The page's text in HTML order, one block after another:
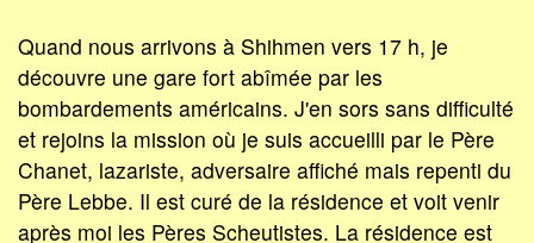
Quand nous arrivons à Shihmen vers 17 h, je
découvre une gare fort abîmée par les
bombardements américains. J'en sors sans difficulté
et rejoins la mission où je suis accueilli par le Père
Chanet, lazariste, adversaire affiché mais repenti du
Père Lebbe. Il est curé de la résidence et voit venir
après moi les Pères Scheutistes. La résidence est